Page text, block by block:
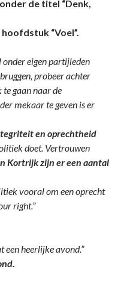
de titel “Denk,
“Voel”.
eigen partijleden
probeer achter
te gaan naar de
mekaar te geven is er
en oprechtheid
doet. Vertrouwen
Kortrijk zijn er een aantal
vooral om een oprecht
right.”
een heerlijke avond.”